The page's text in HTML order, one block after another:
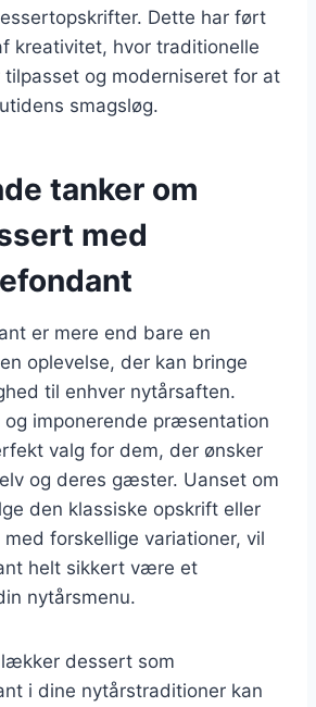
Dette har ført
kreativitet, hvor traditionelle
og moderniseret for at
smagsløg.
tanker om
med
er mere end bare en
oplevelse, der kan bringe
til enhver nytårsaften.
og imponerende præsentation
valg for dem, der ønsker
og deres gæster. Uanset om
den klassiske opskrift eller
forskellige variationer, vil
helt sikkert være et
nytårsmenu.
dessert som
i dine nytårstraditioner kan